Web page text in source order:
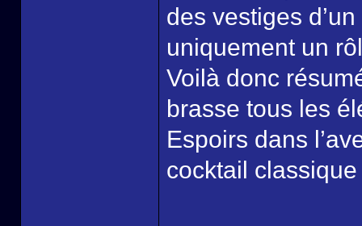
des vestiges
uniquement un
Voilà donc
brasse tous les
Espoirs dans
cocktail